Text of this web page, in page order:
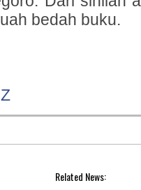
bedah buku.
Related News: